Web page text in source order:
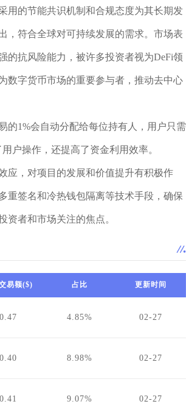
用的节能共识机制和合规态度为其长期发
，符合全球对可持续发展的需求。市场表
的抗风险能力，被许多投资者视为DeFi领
数字货币市场的重要参与者，推动去中心
的1%会自动分配给每位持有人，用户只需
户操作，还提高了资金利用效率。
应，对项目的发展和价值提升有积极作
重签名和冷热钱包隔离等技术手段，确保
资者和市场关注的焦点。
易额($) 占比 更新时间
0.47 4.85% 02-27
0.40 8.98% 02-27
0.41 9.07% 02-27